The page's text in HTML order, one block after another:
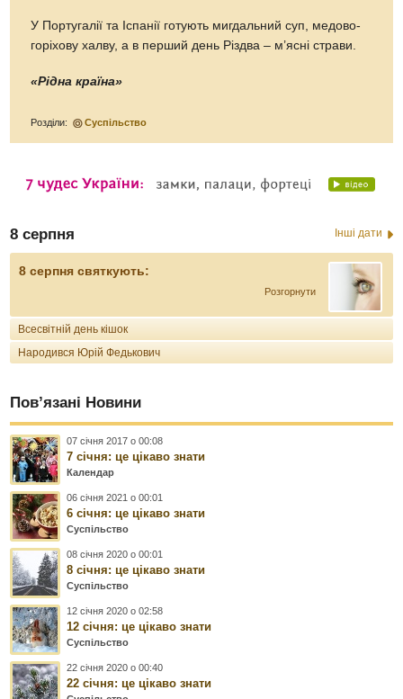
У Португалії та Іспанії готують мигдальний суп, медово-
горіхову халву, а в перший день Різдва – м’ясні страви.
«Рідна країна»
Розділи: Суспільство
8 серпня Інші дати
8 серпня святкують:
Розгорнути
Всесвітній день кішок
Народився Юрій Федькович
Пов’язані Новини
07 січня 2017 о 00:08
7 січня: це цікаво знати
Календар
06 січня 2021 о 00:01
6 січня: це цікаво знати
Суспільство
08 січня 2020 о 00:01
8 січня: це цікаво знати
Суспільство
12 січня 2020 о 02:58
12 січня: це цікаво знати
Суспільство
22 січня 2020 о 00:40
22 січня: це цікаво знати